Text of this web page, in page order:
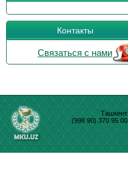
Контакты
Связаться с нами
Ташкент
(998 90) 370 95 00